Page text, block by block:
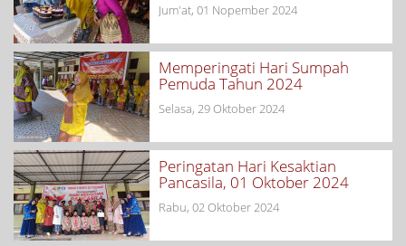
Jum'at, 01 Nopember 2024
Memperingati Hari Sumpah
Pemuda Tahun 2024
Selasa, 29 Oktober 2024
Peringatan Hari Kesaktian
Pancasila, 01 Oktober 2024
Rabu, 02 Oktober 2024